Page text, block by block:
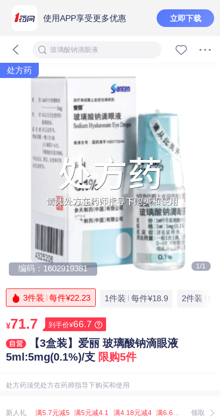
使用APP享受更多优惠 立即下载
玻璃酸钠滴眼液
处方药
1/1
编码：1602919381
3件装 每件¥22.23 1件装 每件¥18.9 2件装
¥71.7 到手价¥66.7
【3盒装】爱丽 玻璃酸钠滴眼液
5ml:5mg(0.1%)/支 限购5件
处方药须凭处方在药师指导下购买和使用
新人礼 领取
满5.7元减5 满5元减4.1 满4.18元减4 满6.67元减5.07 满